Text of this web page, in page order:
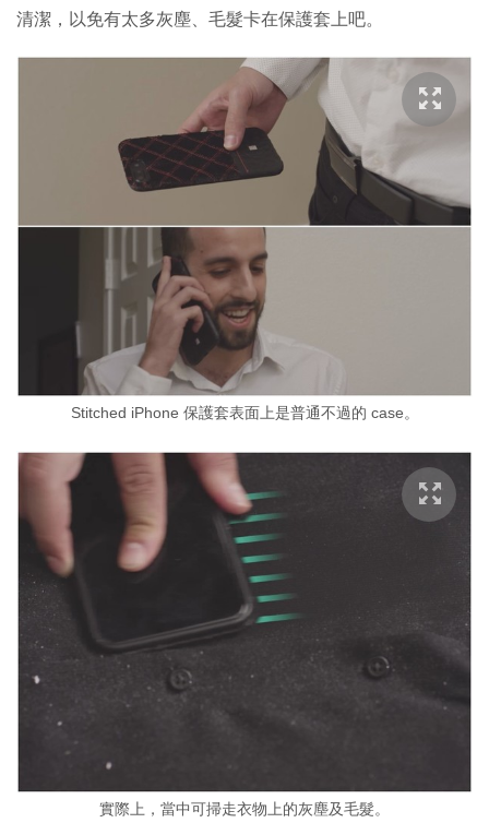
清潔，以免有太多灰塵、毛髮卡在保護套上吧。
Stitched iPhone 保護套表面上是普通不過的 case。
實際上，當中可掃走衣物上的灰塵及毛髮。